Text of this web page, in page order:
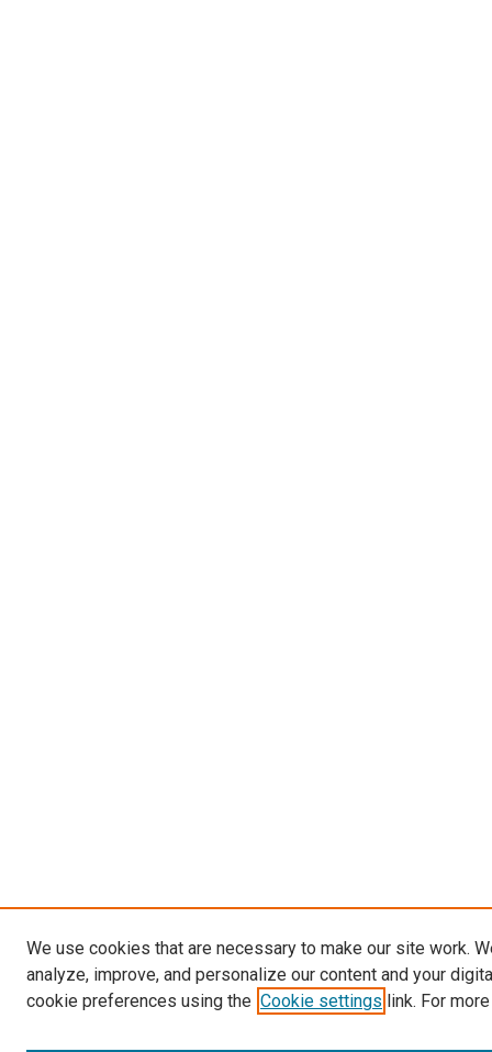
We use cookies that are necessary to make our site work.
analyze, improve, and personalize our content and your
cookie preferences using the Cookie settings link. For